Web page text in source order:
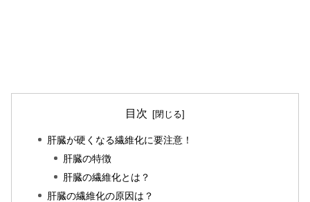
目次
肝臓が硬くなる繊維化に要注意！
肝臓の特徴
肝臓の繊維化とは？
肝臓の繊維化の原因は？